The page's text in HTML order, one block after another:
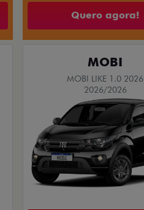
Quero agora!
MOBI
MOBI LIKE 1.0 2026
2026/2026